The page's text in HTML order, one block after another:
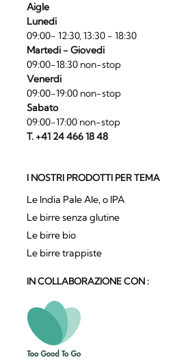
Aigle
Lunedi
09:00- 12:30, 13:30 - 18:30
Martedi - Giovedi
09:00-18:30 non-stop
Venerdi
09:00-19:00 non-stop
Sabato
09:00-17:00 non-stop
T. +41 24 466 18 48
I NOSTRI PRODOTTI PER TEMA
Le India Pale Ale, o IPA
Le birre senza glutine
Le birre bio
Le birre trappiste
IN COLLABORAZIONE CON :